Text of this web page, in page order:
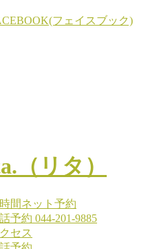
044-201-9885